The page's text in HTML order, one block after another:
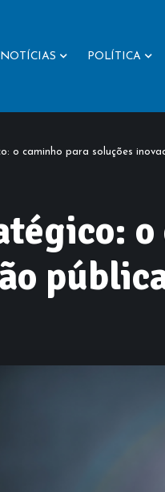
NOTÍCIAS POLÍTICA
o caminho para soluções